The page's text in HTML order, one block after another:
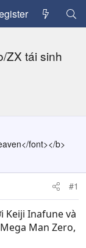
ZX tái sinh
font></b>
#1
Keiji Inafune và
Man Zero,